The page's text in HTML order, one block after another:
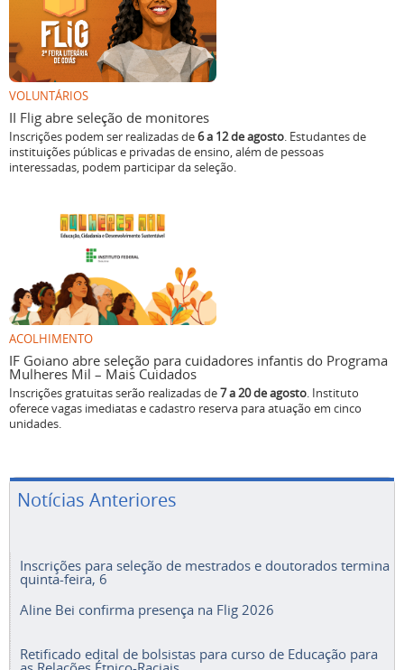
VOLUNTÁRIOS
II Flig abre seleção de monitores
Inscrições podem ser realizadas de6 a 12 de agosto. Estudantes de
instituições públicas e privadas de ensino, além de pessoas
interessadas, podem participar da seleção.
ACOLHIMENTO
IF Goiano abre seleção para cuidadores infantis do Programa
Mulheres Mil – Mais Cuidados
Inscrições gratuitas serão realizadas de7 a 20 de agosto. Instituto
oferece vagas imediatas e cadastro reserva para atuação em cinco
unidades.
Notícias Anteriores
Inscrições para seleção de mestrados e doutorados termina
quinta-feira, 6
Aline Bei confirma presença na Flig 2026
Retificado edital de bolsistas para curso de Educação para